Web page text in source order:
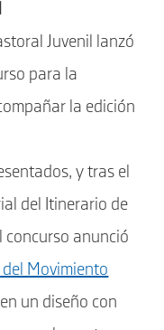
Juvenil lanzó
para la
la edición
y tras el
del Itinerario de
concurso anunció
del Movimiento
un diseño con